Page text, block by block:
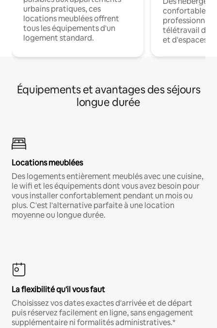
urbains pratiques, ces
locations meublées offrent
tous les équipements d'un
logement standard.
confortables
professionnels
télétravail
et d'espaces
Équipements et avantages des séjours
longue durée
Locations meublées
Des logements entièrement meublés avec une cuisine,
le wifi et les équipements dont vous avez besoin pour
vous installer confortablement pendant un mois ou
plus. C'est l'alternative parfaite à une location
moyenne ou longue durée.
La flexibilité qu'il vous faut
Choisissez vos dates exactes d'arrivée et de départ
puis réservez facilement en ligne, sans engagement
supplémentaire ni formalités administratives.*